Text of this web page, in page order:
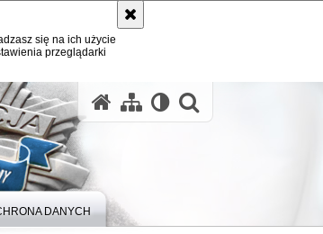
się na ich użycie
przeglądarki
DANYCH